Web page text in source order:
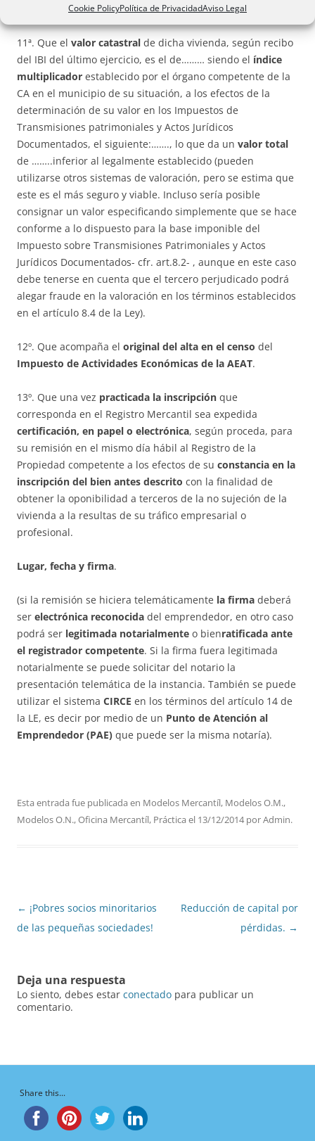
Cookie PolicyPolítica de PrivacidadAviso Legal
11ª. Que el valor catastral de dicha vivienda, según recibo
del IBI del último ejercicio, es el de……… siendo el índice
multiplicador establecido por el órgano competente de la
CA en el municipio de su situación, a los efectos de la
determinación de su valor en los Impuestos de
Transmisiones patrimoniales y Actos Jurídicos
Documentados, el siguiente:……., lo que da un valor total
de ……..inferior al legalmente establecido (pueden
utilizarse otros sistemas de valoración, pero se estima que
este es el más seguro y viable. Incluso sería posible
consignar un valor especificando simplemente que se hace
conforme a lo dispuesto para la base imponible del
Impuesto sobre Transmisiones Patrimoniales y Actos
Jurídicos Documentados- cfr. art.8.2- , aunque en este caso
debe tenerse en cuenta que el tercero perjudicado podrá
alegar fraude en la valoración en los términos establecidos
en el artículo 8.4 de la Ley).
12º. Que acompaña el original del alta en el censo del
Impuesto de Actividades Económicas de la AEAT.
13º. Que una vez practicada la inscripción que
corresponda en el Registro Mercantil sea expedida
certificación, en papel o electrónica, según proceda, para
su remisión en el mismo día hábil al Registro de la
Propiedad competente a los efectos de su constancia en la
inscripción del bien antes descrito con la finalidad de
obtener la oponibilidad a terceros de la no sujeción de la
vivienda a la resultas de su tráfico empresarial o
profesional.
Lugar, fecha y firma.
(si la remisión se hiciera telemáticamente la firma deberá
ser electrónica reconocida del emprendedor, en otro caso
podrá ser legitimada notarialmente o bienratificada ante
el registrador competente. Si la firma fuera legitimada
notarialmente se puede solicitar del notario la
presentación telemática de la instancia. También se puede
utilizar el sistema CIRCE en los términos del artículo 14 de
la LE, es decir por medio de un Punto de Atención al
Emprendedor (PAE) que puede ser la misma notaría).
Esta entrada fue publicada en Modelos Mercantíl, Modelos O.M.,
Modelos O.N.,Oficina Mercantíl, Práctica el 13/12/2014porAdmin.
Navegación
de
← ¡Pobres socios minoritarios
de las pequeñas sociedades!
Reducción de capital por
pérdidas. →
Deja una respuesta
Lo siento, debes estar conectado para publicar un
comentario.
Share this...